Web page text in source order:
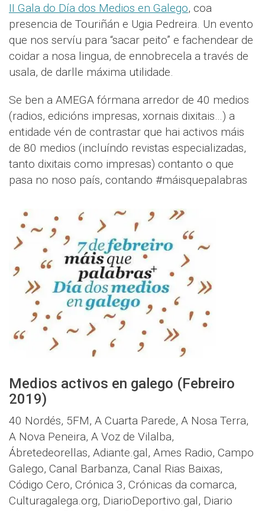
II Gala do Día dos Medios en Galego, coa
presencia de Touriñán e Ugia Pedreira. Un evento
que nos servíu para “sacar peito” e fachendear de
coidar a nosa lingua, de ennobrecela a través de
usala, de darlle máxima utilidade.
Se ben a AMEGA fórmana arredor de 40 medios
(radios, edicións impresas, xornais dixitais…) a
entidade vén de contrastar que hai activos máis
de 80 medios (incluíndo revistas especializadas,
tanto dixitais como impresas) contanto o que
pasa no noso país, contando #máisquepalabras
Medios activos en galego (Febreiro
2019)
40 Nordés, 5FM, A Cuarta Parede, A Nosa Terra,
A Nova Peneira, A Voz de Vilalba,
Ábretedeorellas, Adiante.gal, Ames Radio, Campo
Galego, Canal Barbanza, Canal Rias Baixas,
Código Cero, Crónica 3, Crónicas da comarca,
Culturagalega.org, DiarioDeportivo.gal, Diario